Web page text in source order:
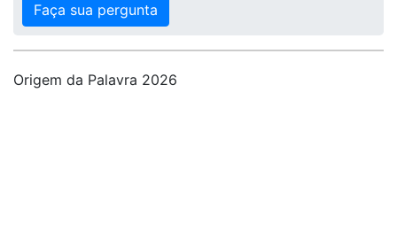
Faça sua pergunta
Origem da Palavra 2026